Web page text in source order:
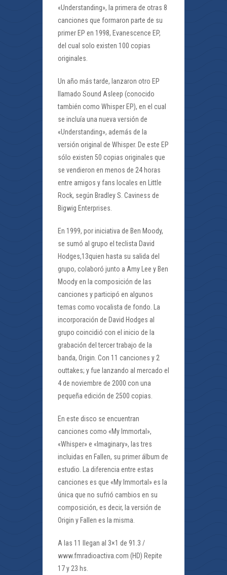
«Understanding», la primera de otras 8
canciones que formaron parte de su
primer EP en 1998, Evanescence EP,
del cual solo existen 100 copias
originales.
Un año más tarde, lanzaron otro EP
llamado Sound Asleep (conocido
también como Whisper EP), en el cual
se incluía una nueva versión de
«Understanding», además de la
versión original de Whisper. De este EP
sólo existen 50 copias originales que
se vendieron en menos de 24 horas
entre amigos y fans locales en Little
Rock, según Bradley S. Caviness de
Bigwig Enterprises.
En 1999, por iniciativa de Ben Moody,
se sumó al grupo el teclista David
Hodges,13quien hasta su salida del
grupo, colaboró junto a Amy Lee y Ben
Moody en la composición de las
canciones y participó en algunos
temas como vocalista de fondo. La
incorporación de David Hodges al
grupo coincidió con el inicio de la
grabación del tercer trabajo de la
banda, Origin. Con 11 canciones y 2
outtakes; y fue lanzando al mercado el
4 de noviembre de 2000 con una
pequeña edición de 2500 copias.
En este disco se encuentran
canciones como «My Immortal»,
«Whisper» e «Imaginary», las tres
incluidas en Fallen, su primer álbum de
estudio. La diferencia entre estas
canciones es que «My Immortal» es la
única que no sufrió cambios en su
composición, es decir, la versión de
Origin y Fallen es la misma.
A las 11 llegan al 3×1 de 91.3 /
www.fmradioactiva.com (HD) Repite
17 y 23 hs.